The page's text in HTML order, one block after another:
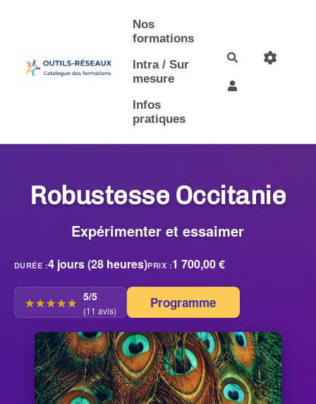
Nos
formations
Intra / Sur
mesure
Infos
pratiques
Rechercher
Robustesse Occitanie
Expérimenter et essaimer
DURÉE :4 jours (28 heures)PRIX :1 700,00 €
☆☆☆☆☆
★★★★★ 5/5
(11 avis) Programme